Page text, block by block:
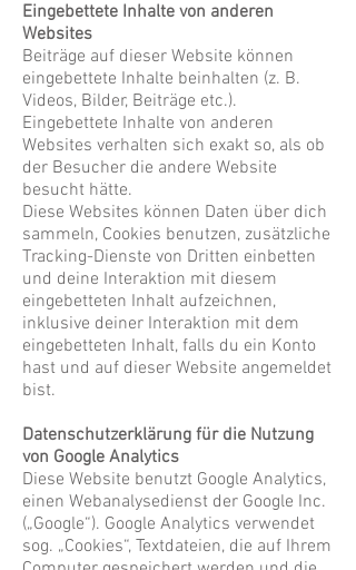
Eingebettete Inhalte von anderen
Websites
Beiträge auf dieser Website können
eingebettete Inhalte beinhalten (z. B.
Videos, Bilder, Beiträge etc.).
Eingebettete Inhalte von anderen
Websites verhalten sich exakt so, als ob
der Besucher die andere Website
besucht hätte.
Diese Websites können Daten über dich
sammeln, Cookies benutzen, zusätzliche
Tracking-Dienste von Dritten einbetten
und deine Interaktion mit diesem
eingebetteten Inhalt aufzeichnen,
inklusive deiner Interaktion mit dem
eingebetteten Inhalt, falls du ein Konto
hast und auf dieser Website angemeldet
bist.
Datenschutzerklärung für die Nutzung
von Google Analytics
Diese Website benutzt Google Analytics,
einen Webanalysedienst der Google Inc.
(„Google“). Google Analytics verwendet
sog. „Cookies“, Textdateien, die auf Ihrem